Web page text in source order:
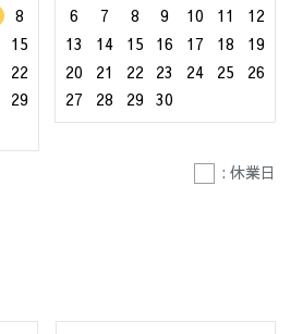
8
15
22
29
6
7 8 9 10 11
12
13
14 15 16 17 18
19
20
21 22 23 24 25
26
27
28 29 30
: 休業日